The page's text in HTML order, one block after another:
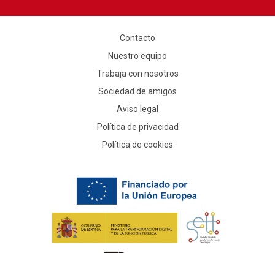
Contacto
Nuestro equipo
Trabaja con nosotros
Sociedad de amigos
Aviso legal
Política de privacidad
Política de cookies